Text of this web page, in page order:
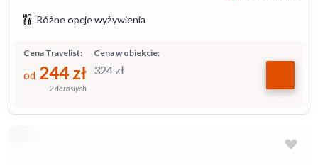
Różne opcje wyżywienia
Cena w obiekcie:
324 zł
Cena Travelist:
od 244 zł
2 dorosłych